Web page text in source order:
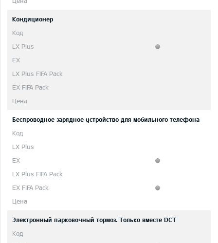
Кондиционер
Беспроводное зарядное устройство для мобильного телефона
Электронный парковочный тормоз. Только вместе DCT